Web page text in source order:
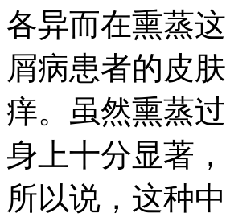
各异而在熏蒸
屑病患者的皮
痒。虽然熏蒸
身上十分显著
所以说，这种